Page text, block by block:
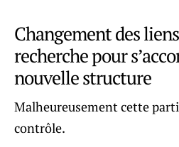
Changement des
recherche pour
nouvelle structure
Malheureusement cette
contrôle.